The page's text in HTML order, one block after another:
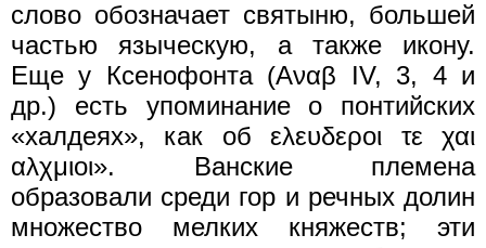
слово обозначает святыню, большей
частью языческую, а также икону.
Еще у Ксенофонта (Αναβ IV, 3, 4 и
др.) есть упоминание о понтийских
«халдеях», как об ελευδεροι τε χαι
αλχμιοι». Ванские племена
образовали среди гор и речных долин
множество мелких княжеств; эти